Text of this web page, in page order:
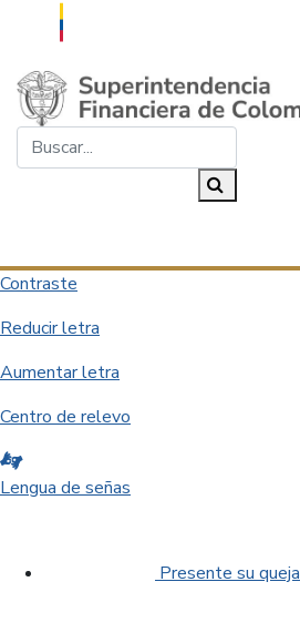
Saltar al contenido principal
Contraste
Reducir letra
Aumentar letra
Centro de relevo
Lengua de señas
Presente su queja